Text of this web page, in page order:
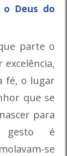
o Deus do
parte o
excelência,
fé, o lugar
que se
para
gesto é
se